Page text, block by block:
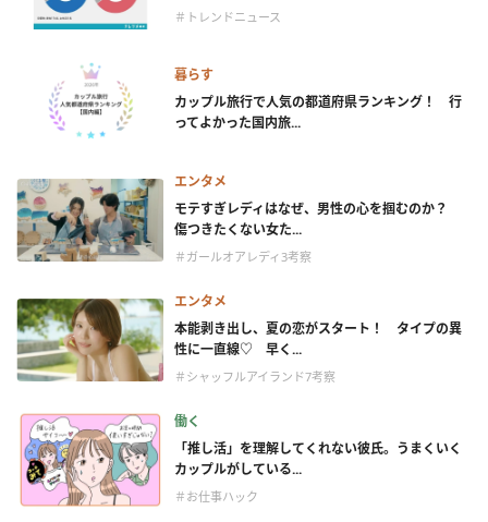
＃トレンドニュース
暮らす
カップル旅行で人気の都道府県ランキング！ 行
ってよかった国内旅...
エンタメ
モテすぎレディはなぜ、男性の心を掴むのか？
傷つきたくない女た...
＃ガールオアレディ3考察
エンタメ
本能剥き出し、夏の恋がスタート！ タイプの異
性に一直線♡ 早く...
＃シャッフルアイランド7考察
働く
「推し活」を理解してくれない彼氏。うまくいく
カップルがしている...
＃お仕事ハック